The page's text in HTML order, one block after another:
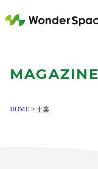
MAGAZINE
HOME 士業